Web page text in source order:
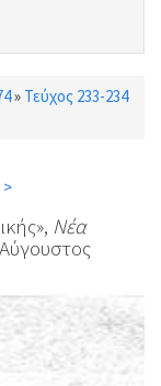
» Τεύχος 233-234
Νέα